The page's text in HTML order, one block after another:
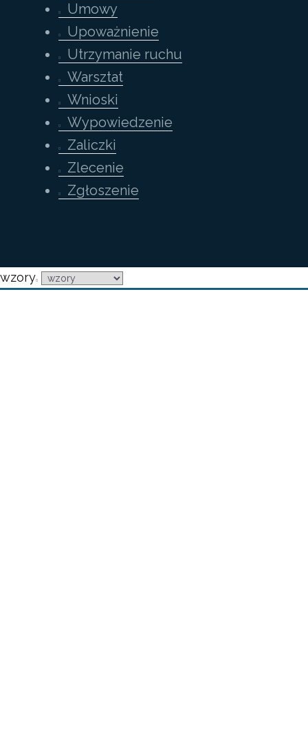
Umowy
Upoważnienie
Utrzymanie ruchu
Warsztat
Wnioski
Wypowiedzenie
Zaliczki
Zlecenie
Zgłoszenie
wzory